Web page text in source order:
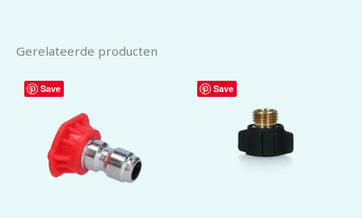
Gerelateerde producten
Save Save